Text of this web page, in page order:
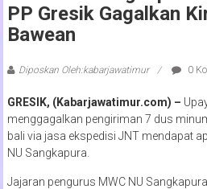
PP Gresik Gagalkan
Bawean
Diposkan Oleh:kabarjawatimur 0
GRESIK, (Kabarjawatimur.com) –
menggagalkan pengiriman 7 dus
bali via jasa ekspedisi JNT mendapat
NU Sangkapura.
Jajaran pengurus MWC NU